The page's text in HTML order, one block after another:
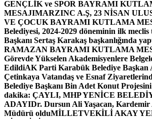
GENÇLİK ve SPOR BAYRAMI
MESAJIMARZINC A.Ş, 23 NİSAN
VE ÇOCUK BAYRAMI KUTLAMA
Belediyesi, 2024-2029 döneminin ilk meclis
Başkanı Sertaş Karakaş başkanlığında
RAMAZAN BAYRAMI KUTLAMA
Görevde Yükselen Akademisyenlere
EdildiAK Parti Karabük Belediye Başkan
Çetinkaya Vatandaş ve Esnaf
Belediye Başkanı Bin Adet Konut Projesini
dakika: ÇAYLI, MHP YENİCE
ADAYIDr. Dursun Ali Yaşacan, Kardemir
Müdürü olduMİLLETVEKİLİ AKAY